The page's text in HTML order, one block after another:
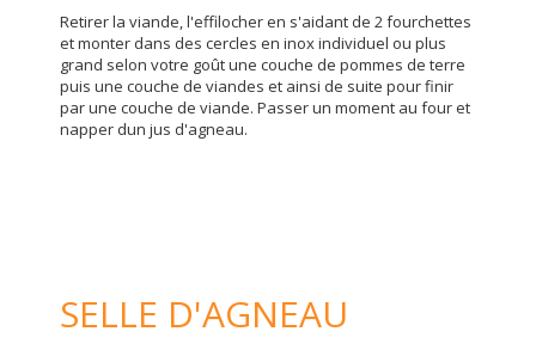
Retirer la viande, l'effilocher en s'aidant de 2 fourchettes
et monter dans des cercles en inox individuel ou plus
grand selon votre goût une couche de pommes de terre
puis une couche de viandes et ainsi de suite pour finir
par une couche de viande. Passer un moment au four et
napper dun jus d'agneau.
SELLE D'AGNEAU